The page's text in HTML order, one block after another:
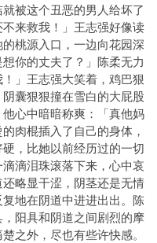
被这个丑恶的男人给坏了
来救我！」王志强好像读
桃源入口，一边向花园深
你的丈夫了？」陈柔无力
」王志强大笑着，鸡巴狠
囊狠狠撞在雪白的大屁股
心中暗暗称爽：「真他妈
肉棍插入了自己的身体，
，比她以前经历过的一切
滴泪珠滚落下来，心中哀
略显干涩，阴茎还是无情
地在阴道中进进出出。陈
阳具和阴道之间剧烈的摩
之外，尽也有些许快感。